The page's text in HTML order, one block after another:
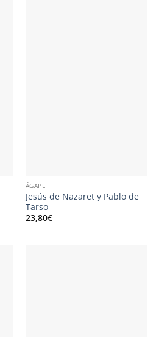
ÁGAPE
Jesús de Nazaret y Pablo de
Tarso
23,80€